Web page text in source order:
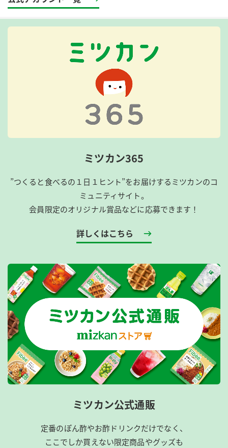
ミツカン365
”つくると食べるの１日１ヒント”をお届けするミツカンのコ
ミュニティサイト。
会員限定のオリジナル賞品などに応募できます！
詳しくはこちら
ミツカン公式通販
定番のぽん酢やお酢ドリンクだけでなく、
ここでしか買えない限定商品やグッズも